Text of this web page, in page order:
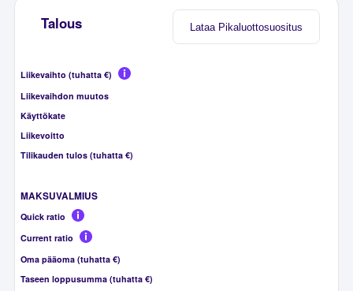
Lataa Pikaluottosuositus
Talous
Liikevaihto (tuhatta €)
Liikevaihdon muutos
Käyttökate
Liikevoitto
Tilikauden tulos (tuhatta €)
MAKSUVALMIUS
Quick ratio
Current ratio
Oma pääoma (tuhatta €)
Taseen loppusumma (tuhatta €)